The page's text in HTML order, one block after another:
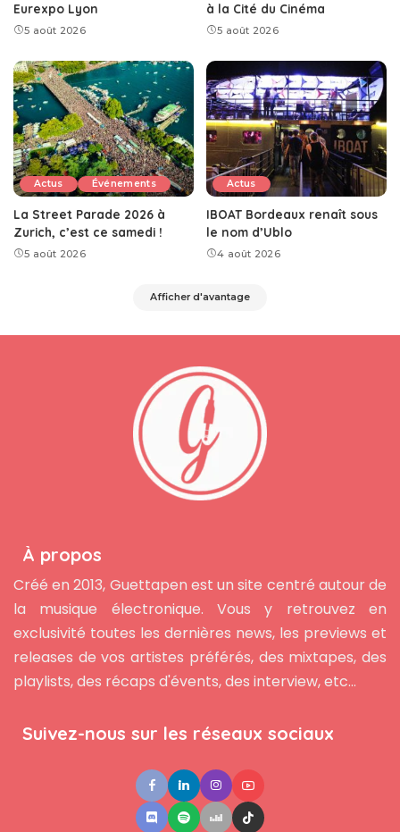
Eurexpo Lyon
5 août 2026
à la Cité du Cinéma
5 août 2026
Actus Événements
La Street Parade 2026 à
Zurich, c’est ce samedi !
5 août 2026
Actus
IBOAT Bordeaux renaît sous
le nom d’Ublo
4 août 2026
Afficher d'avantage
À propos
Créé en 2013, Guettapen est un site centré autour de
la musique électronique. Vous y retrouvez en
exclusivité toutes les dernières news, les previews et
releases de vos artistes préférés, des mixtapes, des
playlists, des récaps d'évents, des interview, etc...
Suivez-nous sur les réseaux sociaux